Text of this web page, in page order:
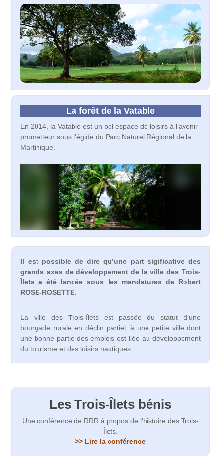
La forêt de la Vatable
En 2014, la Vatable est un bel espace de loisirs à l’avenir
prometteur sous l’égide du Parc Naturel Régional de la
Martinique.
Il est possible de dire qu’une part sigificative des
grands axes de développement de la ville des Trois-
Îlets a été lancée sous les mandatures de Robert
ROSE-ROSETTE.
La ville des Trois-Îlets est passée du statut d’une
bourgade rurale en déclin partiel, à une petite ville dont
une bonne partie des emplois est liée au développement
du tourisme et des loisirs nautiques.
Les Trois-Îlets bénis
Une conférence de RRR à propos de l’histoire des Trois-
Îlets.
>> Lire la conférence